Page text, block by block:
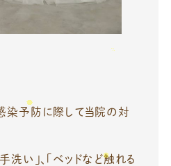
染予防に際して当院の対
手洗い」、「ベッドなど触れる